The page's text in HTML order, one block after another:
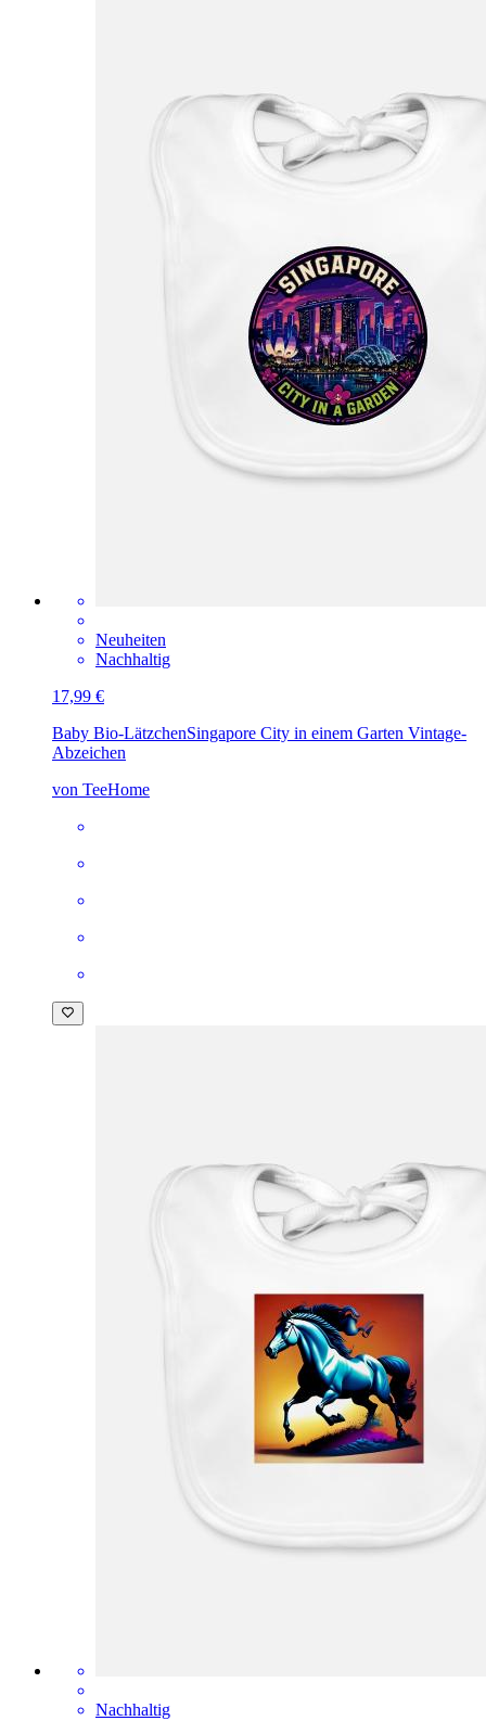
Neuheiten
Nachhaltig
17,99 €
Baby Bio-LätzchenSingapore City in einem Garten Vintage-
Abzeichen
von TeeHome
Nachhaltig